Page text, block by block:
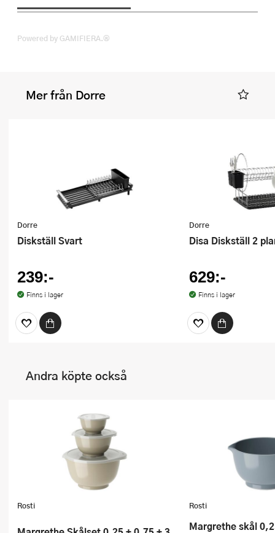
Powered by GAMIFIERA.®
Mer från Dorre
Dorre
Diskställ Svart
239:-
Finns i lager
Dorre
Disa Diskställ 2
629:-
Finns i lager
Andra köpte också
Rosti Rosti
Margrethe skål